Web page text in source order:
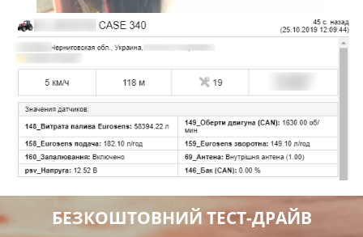
БЕЗКОШТОВНИЙ ТЕСТ-ДРАЙВ